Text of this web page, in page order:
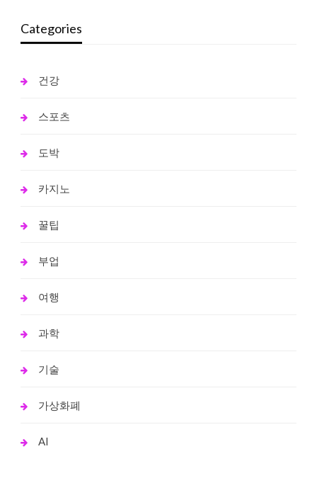
Categories
건강
스포츠
도박
카지노
꿀팁
부업
여행
과학
기술
가상화폐
AI